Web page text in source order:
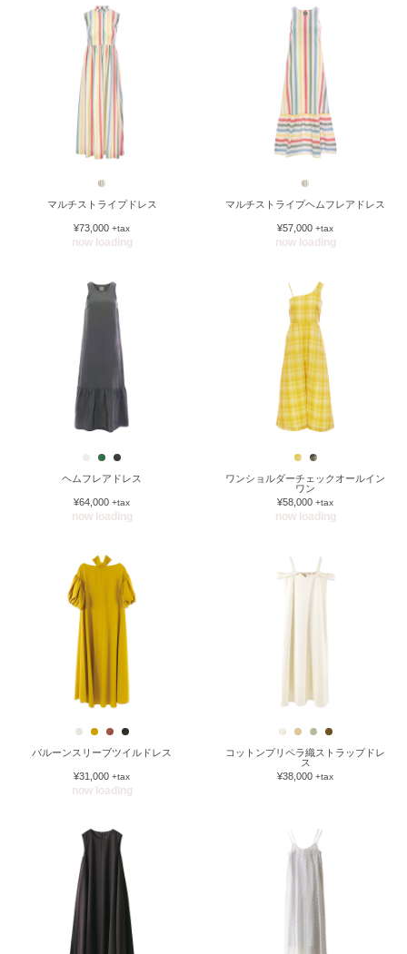
マルチストライプドレス
¥73,000 +tax
now loading
マルチストライプヘムフレアドレス
¥57,000 +tax
now loading
ヘムフレアドレス
¥64,000 +tax
now loading
ワンショルダーチェックオールイン
ワン
¥58,000 +tax
now loading
バルーンスリーブツイルドレス
¥31,000 +tax
now loading
コットンプリペラ織ストラップドレ
ス
¥38,000 +tax